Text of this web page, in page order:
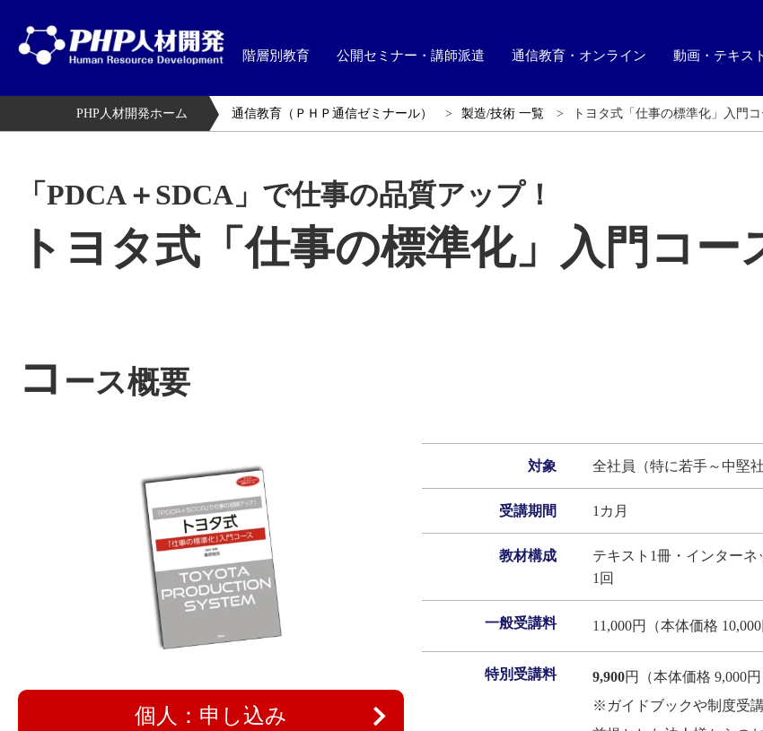
階層別教育 公開セミナー・講師派遣 通信教育・オンライン 動画・テキス
PHP人材開発ホーム 通信教育（ＰＨＰ通信ゼミナール） 製造/技術 一覧 トヨタ式「仕事の標準化」入門コ
「PDCA＋SDCA」で仕事の品質アップ！
トヨタ式「仕事の標準化」入門コー
コ ース概要
個人：申し込み
対象 全社員（特に若手～中堅社
受講期間 1カ月
教材構成
テキスト1冊・インターネ
1回
一般受講料 11,000円（本体価格 10,000
特別受講料 9,900円（本体価格 9,000円
※ガイドブックや制度受